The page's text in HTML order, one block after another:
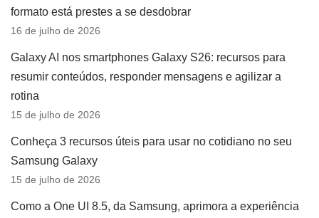
formato está prestes a se desdobrar
16 de julho de 2026
Galaxy AI nos smartphones Galaxy S26: recursos para
resumir conteúdos, responder mensagens e agilizar a
rotina
15 de julho de 2026
Conheça 3 recursos úteis para usar no cotidiano no seu
Samsung Galaxy
15 de julho de 2026
Como a One UI 8.5, da Samsung, aprimora a experiência